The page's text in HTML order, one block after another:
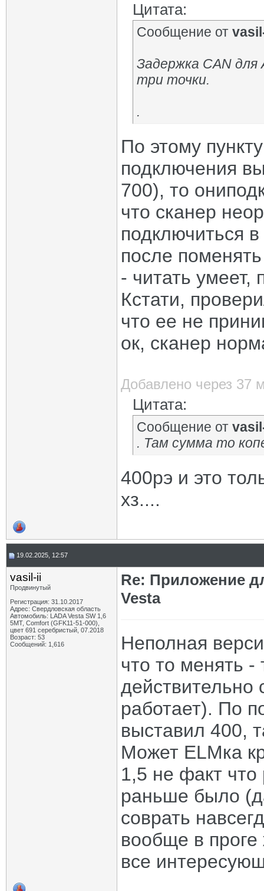
Цитата:
Сообщение от
Задержка СAN для
три точки.
.
По этому
подключения
700), то
что сканер
подключиться
после
- читать умеет,
Кстати,
что ее не
ок, сканер
Добавлено через 37
Цитата:
Сообщение от
. Там сумма то
400рэ и это
хз....
19.02.2025, 12:57
vasil-ii
Продвинутый
Регистрация: 31.10.2017
Адрес: Свердловская область
Автомобиль: LADA Vesta SW 1,6
5МТ, Comfort (GFK11-51-000),
цвет 691 серебристый, 07.2018
Возраст: 53
Сообщений: 1,616
Re: Приложение
Vesta
Неполная
что то менять -
действительно
работает). По
выставил 400,
Может ELMка
1,5 не факт что
раньше было
соврать
вообще в
все